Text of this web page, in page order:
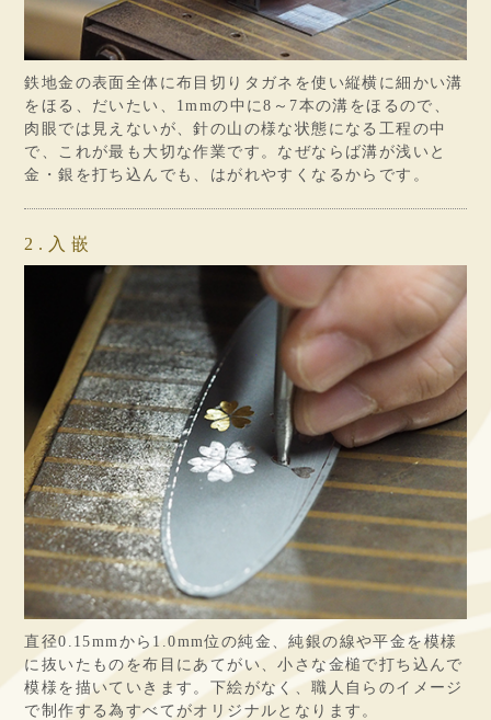
鉄地金の表面全体に布目切りタガネを使い縦横に細かい溝
をほる、だいたい、1mmの中に8～7本の溝をほるので、
肉眼では見えないが、針の山の様な状態になる工程の中
で、これが最も大切な作業です。なぜならば溝が浅いと
金・銀を打ち込んでも、はがれやすくなるからです。
2.入嵌
直径0.15mmから1.0mm位の純金、純銀の線や平金を模様
に抜いたものを布目にあてがい、小さな金槌で打ち込んで
模様を描いていきます。 下絵がなく、職人自らのイメージ
で制作する為すべてがオリジナルとなります。